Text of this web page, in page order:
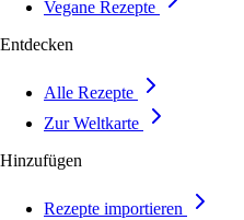
Vegane Rezepte
Entdecken
Alle Rezepte
Zur Weltkarte
Hinzufügen
Rezepte importieren